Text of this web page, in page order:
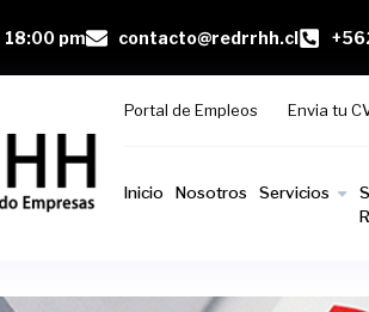
18:00 pm contacto@redrrhh.cl
Portal de Empleos Envia tu
Inicio Nosotros Servicios